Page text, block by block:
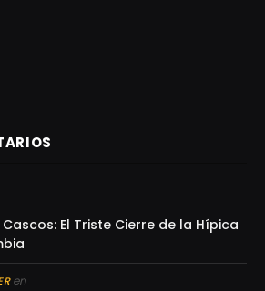
El Triste Cierre de la Hípica
en